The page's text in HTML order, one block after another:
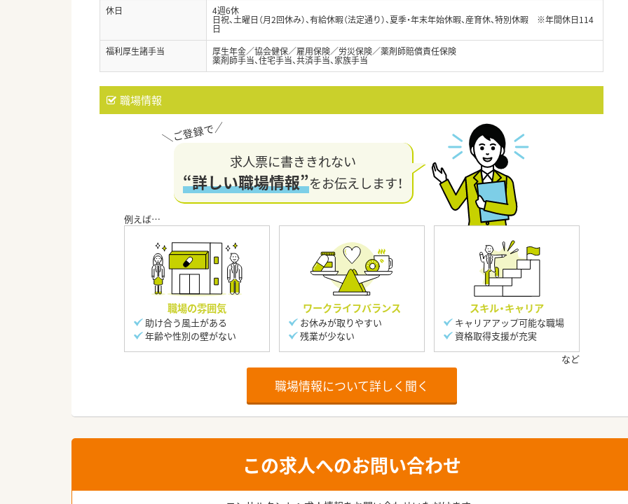
休日
4週6休
日祝、土曜日（月2回休み）、有給休暇（法定通り）、夏季・年末年始休暇、産育休、特別休暇 ※年間休日114
日
福利厚生諸手当
厚生年金／協会健保／雇用保険／労災保険／薬剤師賠償責任保険
薬剤師手当、住宅手当、共済手当、家族手当
職場情報
求人票に書ききれない
“詳しい職場情報”をお伝えします！
職場の雰囲気
助け合う風土がある
年齢や性別の壁がない
ワークライフバランス
お休みが取りやすい
残業が少ない
スキル・キャリア
キャリアアップ可能な職場
資格取得支援が充実
職場情報について詳しく聞く
この求人へのお問い合わせ